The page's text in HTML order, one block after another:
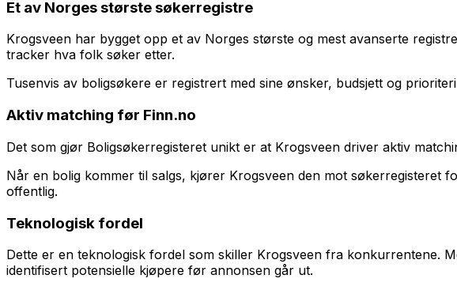
Et av Norges største søkerregistre
Krogsveen har bygget opp et av Norges største og mest avanserte
tracker hva folk søker etter.
Tusenvis av boligsøkere er registrert med sine ønsker, budsjett og
Aktiv matching før Finn.no
Det som gjør Boligsøkerregisteret unikt er at Krogsveen driver aktiv
Når en bolig kommer til salgs, kjører Krogsveen den mot søkerregisteret
offentlig.
Teknologisk fordel
Dette er en teknologisk fordel som skiller Krogsveen fra konkurrentene.
identifisert potensielle kjøpere før annonsen går ut.